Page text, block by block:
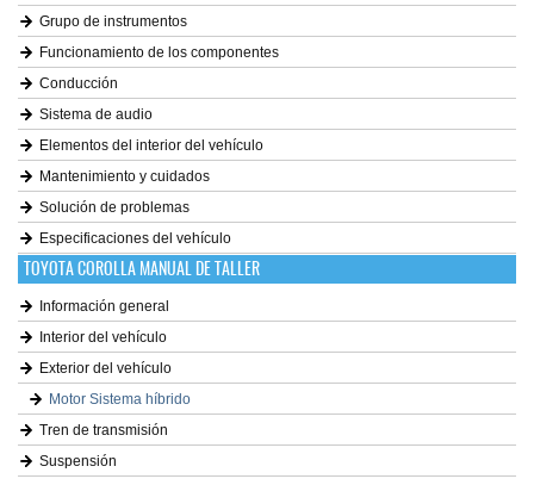
Grupo de instrumentos
Funcionamiento de los componentes
Conducción
Sistema de audio
Elementos del interior del vehículo
Mantenimiento y cuidados
Solución de problemas
Especificaciones del vehículo
TOYOTA COROLLA MANUAL DE TALLER
Información general
Interior del vehículo
Exterior del vehículo
Motor Sistema híbrido
Tren de transmisión
Suspensión